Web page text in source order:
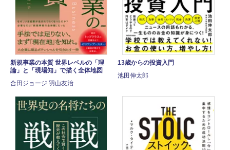
新規事業の本質 世界レベルの「理
論」と「現場知」で描く全体地図
合田ジョージ 羽山友治
13歳からの投資入門
池田伸太郎